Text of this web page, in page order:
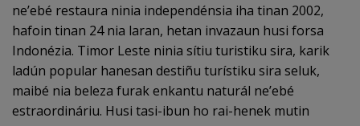
ne’ebé restaura ninia independénsia iha tinan 2002,
hafoin tinan 24 nia laran, hetan invazaun husi forsa
Indonézia. Timor Leste ninia sítiu turistiku sira, karik
ladún popular hanesan destiñu turístiku sira seluk,
maibé nia beleza furak enkantu naturál ne’ebé
estraordináriu. Husi tasi-ibun ho rai-henek mutin